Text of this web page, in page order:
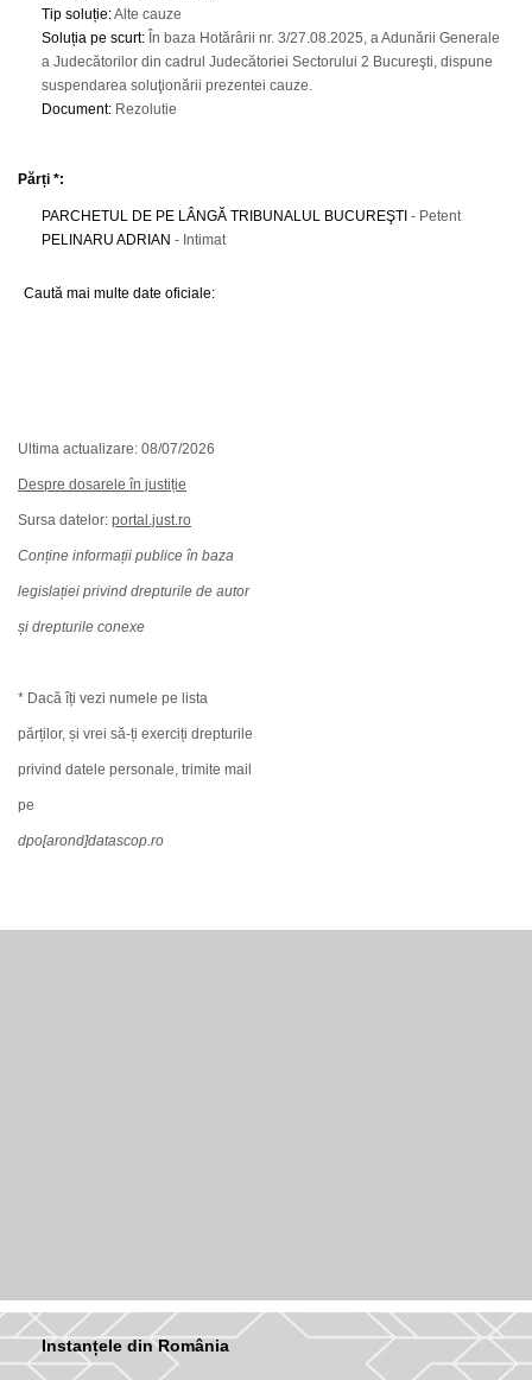
Tip soluție:Alte cauze
Soluția pe scurt: În baza Hotărârii nr. 3/27.08.2025, a Adunării Generale
a Judecătorilor din cadrul Judecătoriei Sectorului 2 Bucureşti, dispune
suspendarea soluţionării prezentei cauze.
Document: Rezolutie
Părți *:
PARCHETUL DE PE LÂNGĂ TRIBUNALUL BUCUREŞTI - Petent
PELINARU ADRIAN - Intimat
Caută mai multe date oficiale:
Ultima actualizare: 08/07/2026
Despre dosarele în justiție
Sursa datelor: portal.just.ro
Conține informații publice în baza
legislației privind drepturile de autor
și drepturile conexe
* Dacă îți vezi numele pe lista
părților, și vrei să-ți exerciți drepturile
privind datele personale, trimite mail
pe
dpo[arond]datascop.ro
Instanțele din România